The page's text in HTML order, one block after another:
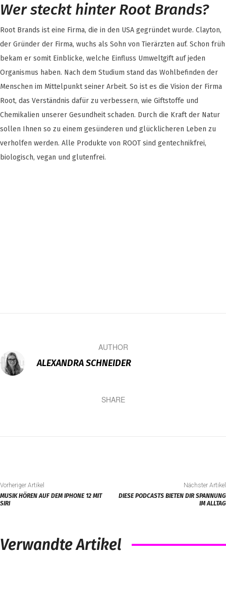
Wer steckt hinter Root Brands?
Root Brands ist eine Firma, die in den USA gegründet wurde. Clayton,
der Gründer der Firma, wuchs als Sohn von Tierärzten auf. Schon früh
bekam er somit Einblicke, welche Einfluss Umweltgift auf jeden
Organismus haben. Nach dem Studium stand das Wohlbefinden der
Menschen im Mittelpunkt seiner Arbeit. So ist es die Vision der Firma
Root, das Verständnis dafür zu verbessern, wie Giftstoffe und
Chemikalien unserer Gesundheit schaden. Durch die Kraft der Natur
sollen Ihnen so zu einem gesünderen und glücklicheren Leben zu
verholfen werden. Alle Produkte von ROOT sind gentechnikfrei,
biologisch, vegan und glutenfrei.
AUTHOR
ALEXANDRA SCHNEIDER
SHARE
Vorheriger Artikel
MUSIK HÖREN AUF DEM IPHONE 12 MIT
SIRI
Nächster Artikel
DIESE PODCASTS BIETEN DIR SPANNUNG
IM ALLTAG
Verwandte Artikel